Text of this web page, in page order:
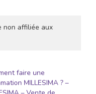
non affiliée aux
faire une
MILLESIMA ? –